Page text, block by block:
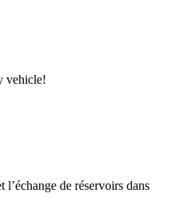
vehicle!
de réservoirs dans